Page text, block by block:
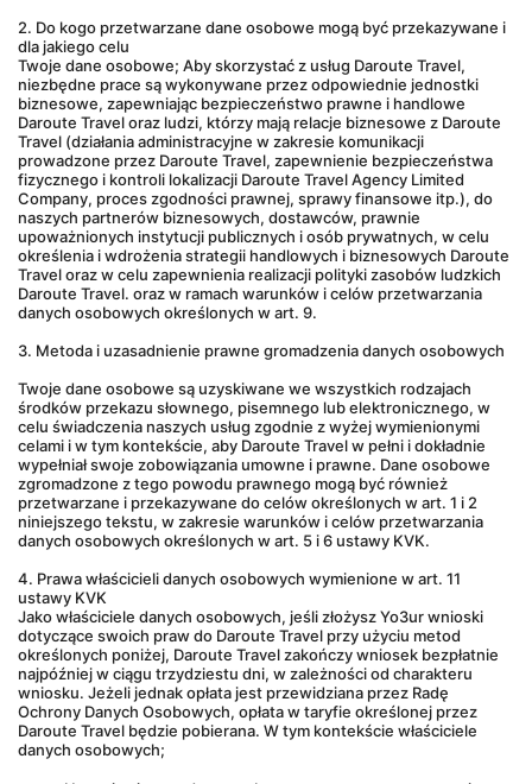
2. Do kogo przetwarzane dane osobowe mogą być przekazywane i
dla jakiego celu
Twoje dane osobowe; Aby skorzystać z usług Daroute Travel,
niezbędne prace są wykonywane przez odpowiednie jednostki
biznesowe, zapewniając bezpieczeństwo prawne i handlowe
Daroute Travel oraz ludzi, którzy mają relacje biznesowe z Daroute
Travel (działania administracyjne w zakresie komunikacji
prowadzone przez Daroute Travel, zapewnienie bezpieczeństwa
fizycznego i kontroli lokalizacji Daroute Travel Agency Limited
Company, proces zgodności prawnej, sprawy finansowe itp.), do
naszych partnerów biznesowych, dostawców, prawnie
upoważnionych instytucji publicznych i osób prywatnych, w celu
określenia i wdrożenia strategii handlowych i biznesowych Daroute
Travel oraz w celu zapewnienia realizacji polityki zasobów ludzkich
Daroute Travel. oraz w ramach warunków i celów przetwarzania
danych osobowych określonych w art. 9.
3. Metoda i uzasadnienie prawne gromadzenia danych osobowych
Twoje dane osobowe są uzyskiwane we wszystkich rodzajach
środków przekazu słownego, pisemnego lub elektronicznego, w
celu świadczenia naszych usług zgodnie z wyżej wymienionymi
celami i w tym kontekście, aby Daroute Travel w pełni i dokładnie
wypełniał swoje zobowiązania umowne i prawne. Dane osobowe
zgromadzone z tego powodu prawnego mogą być również
przetwarzane i przekazywane do celów określonych w art. 1 i 2
niniejszego tekstu, w zakresie warunków i celów przetwarzania
danych osobowych określonych w art. 5 i 6 ustawy KVK.
4. Prawa właścicieli danych osobowych wymienione w art. 11
ustawy KVK
Jako właściciele danych osobowych, jeśli złożysz Yo3ur wnioski
dotyczące swoich praw do Daroute Travel przy użyciu metod
określonych poniżej, Daroute Travel zakończy wniosek bezpłatnie
najpóźniej w ciągu trzydziestu dni, w zależności od charakteru
wniosku. Jeżeli jednak opłata jest przewidziana przez Radę
Ochrony Danych Osobowych, opłata w taryfie określonej przez
Daroute Travel będzie pobierana. W tym kontekście właściciele
danych osobowych;